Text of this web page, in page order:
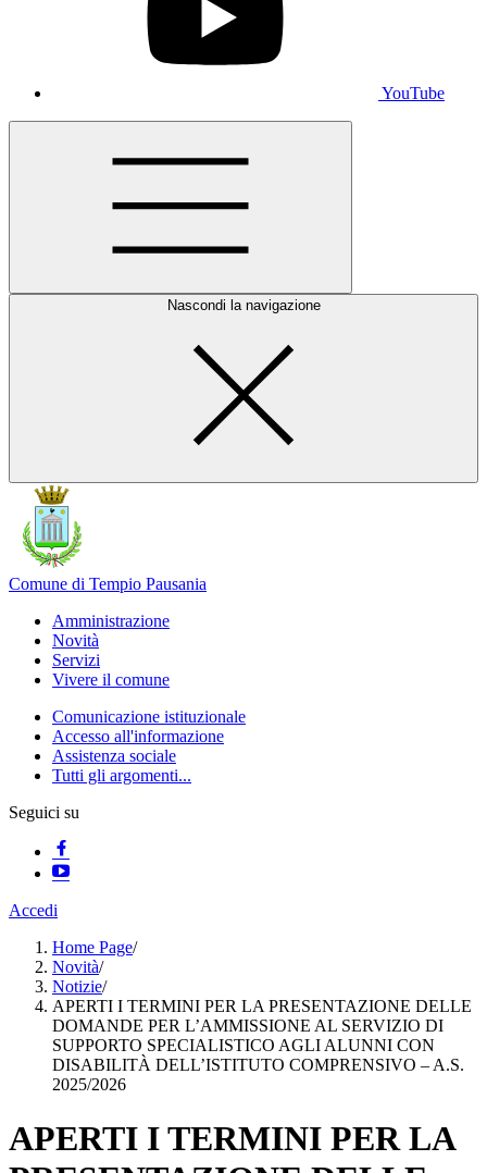
YouTube
Nascondi la navigazione
Comune di Tempio Pausania
Amministrazione
Novità
Servizi
Vivere il comune
Comunicazione istituzionale
Accesso all'informazione
Assistenza sociale
Tutti gli argomenti...
Seguici su
Accedi
Home Page/
Novità/
Notizie/
APERTI I TERMINI PER LA PRESENTAZIONE DELLE
DOMANDE PER L’AMMISSIONE AL SERVIZIO DI
SUPPORTO SPECIALISTICO AGLI ALUNNI CON
DISABILITÀ DELL’ISTITUTO COMPRENSIVO – A.S.
2025/2026
APERTI I TERMINI PER LA